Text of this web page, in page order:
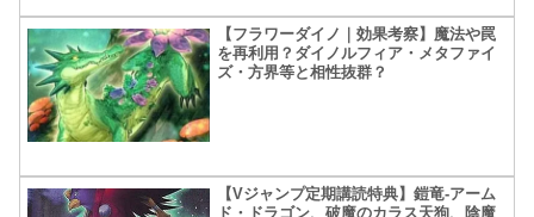
【フラワーダイノ｜効果考察】魔法や罠
を再利用？ダイノルフィア・メタファイ
ズ・方界等と相性抜群？
【Vジャンプ定期講読特典】鎧竜-アーム
ド・ドラゴン、破魔のカラス天狗、陰魔